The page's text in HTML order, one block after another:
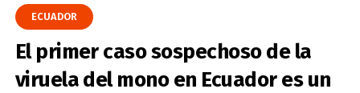
ECUADOR
El primer caso sospechoso de la
viruela del mono en Ecuador es un